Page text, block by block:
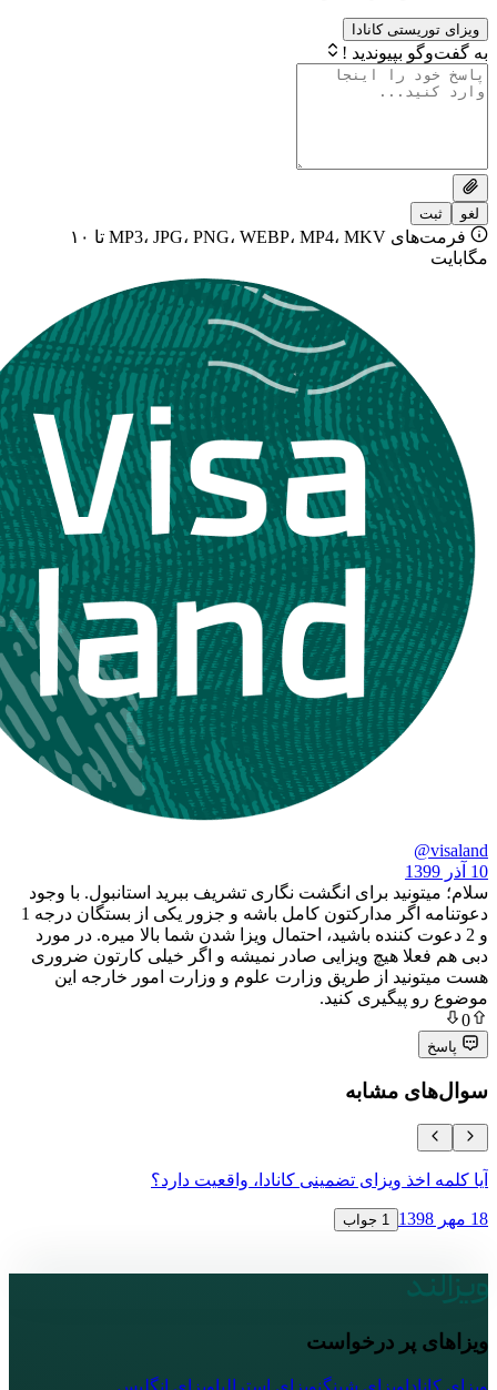
کانادا
!
فرمت‌های MP3، JPG، PNG، WEBP، MP4، MKV تا ۱۰
برای انگشت نگاری تشریف ببرید استانبول. با وجود
دعوتنامه اگر مدارکتون کامل باشه و جزور یکی از بستگان درجه 1
کننده باشید، احتمال ویزا شدن شما بالا میره. در مورد
هیچ ویزایی صادر نمیشه و اگر خیلی کارتون ضروری
از طریق وزارت علوم و وزارت امور خارجه این
کنید.
مشابه
ویزای تضمینی کانادا، واقعیت دارد؟
1 جواب
پر درخواست
ویزای شینگنویزای استرالیا ویزای انگلیس